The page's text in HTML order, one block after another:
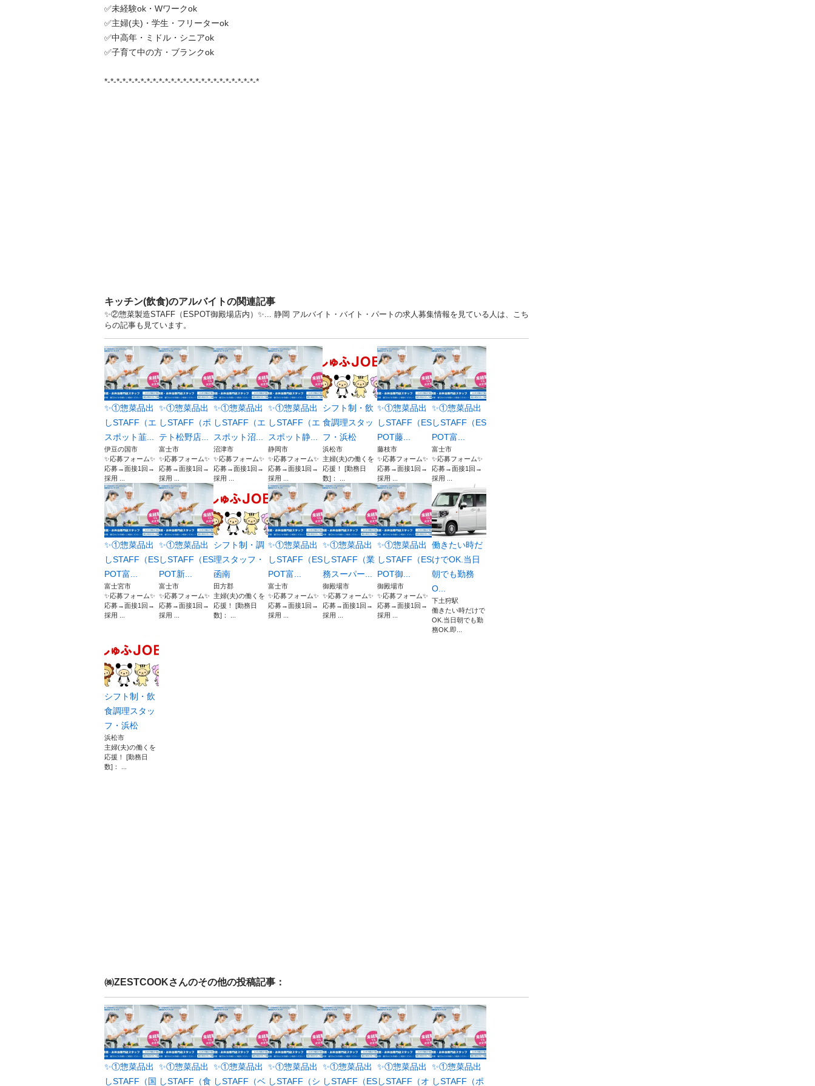
✅未経験ok・Wワークok
✅主婦(夫)・学生・フリーターok
✅中高年・ミドル・シニアok
✅子育て中の方・ブランクok
*-*-*-*-*-*-*-*-*-*-*-*-*-*-*-*-*-*-*-*-*-*-*-*-*-*
キッチン(飲食)のアルバイトの関連記事
✨②惣菜製造STAFF（ESPOT御殿場店内）✨... 静岡 アルバイト・バイト・パートの求人募集情報を見ている人は、こち
らの記事も見ています。
✨①惣菜品出
しSTAFF（エ
スポット韮...
伊豆の国市
✨応募フォーム✨
応募→面接1回→
採用 ...
✨①惣菜品出
しSTAFF（ポ
テト松野店...
富士市
✨応募フォーム✨
応募→面接1回→
採用 ...
✨①惣菜品出
しSTAFF（エ
スポット沼...
沼津市
✨応募フォーム✨
応募→面接1回→
採用 ...
✨①惣菜品出
しSTAFF（エ
スポット静...
静岡市
✨応募フォーム✨
応募→面接1回→
採用 ...
シフト制・飲
食調理スタッ
フ・浜松
浜松市
主婦(夫)の働くを
応援！ [勤務日
数]： ...
✨①惣菜品出
しSTAFF（ES
POT藤...
藤枝市
✨応募フォーム✨
応募→面接1回→
採用 ...
✨①惣菜品出
しSTAFF（ES
POT富...
富士市
✨応募フォーム✨
応募→面接1回→
採用 ...
✨①惣菜品出
しSTAFF（ES
POT富...
富士宮市
✨応募フォーム✨
応募→面接1回→
採用 ...
✨①惣菜品出
しSTAFF（ES
POT新...
富士市
✨応募フォーム✨
応募→面接1回→
採用 ...
シフト制・調
理スタッフ・
函南
田方郡
主婦(夫)の働くを
応援！ [勤務日
数]： ...
✨①惣菜品出
しSTAFF（ES
POT富...
富士市
✨応募フォーム✨
応募→面接1回→
採用 ...
✨①惣菜品出
しSTAFF（業
務スーパー...
御殿場市
✨応募フォーム✨
応募→面接1回→
採用 ...
✨①惣菜品出
しSTAFF（ES
POT御...
御殿場市
✨応募フォーム✨
応募→面接1回→
採用 ...
働きたい時だ
けでOK.当日
朝でも勤務
O...
下土狩駅
働きたい時だけで
OK.当日朝でも勤
務OK.即...
シフト制・飲
食調理スタッ
フ・浜松
浜松市
主婦(夫)の働くを
応援！ [勤務日
数]： ...
㈱ZESTCOOKさんのその他の投稿記事：
✨①惣菜品出
しSTAFF（国
✨①惣菜品出
しSTAFF（食
✨①惣菜品出
しSTAFF（ベ
✨①惣菜品出
しSTAFF（シ
✨①惣菜品出
しSTAFF（ES
✨①惣菜品出
しSTAFF（オ
✨①惣菜品出
しSTAFF（ポ